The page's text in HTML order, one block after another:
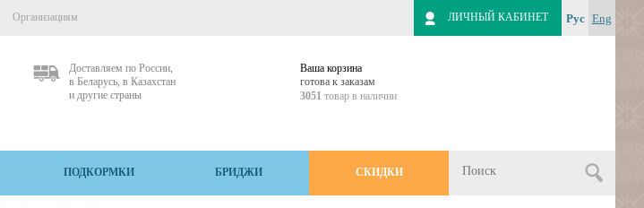
Организациям Рус Eng
ЛИЧНЫЙ КАБИНЕТ
Доставляем по России,
в Беларусь, в Казахстан
и другие страны
Ваша корзина
готова к заказам
3051 товар в наличии
ПОДКОРМКИ БРИДЖИ СКИДКИ